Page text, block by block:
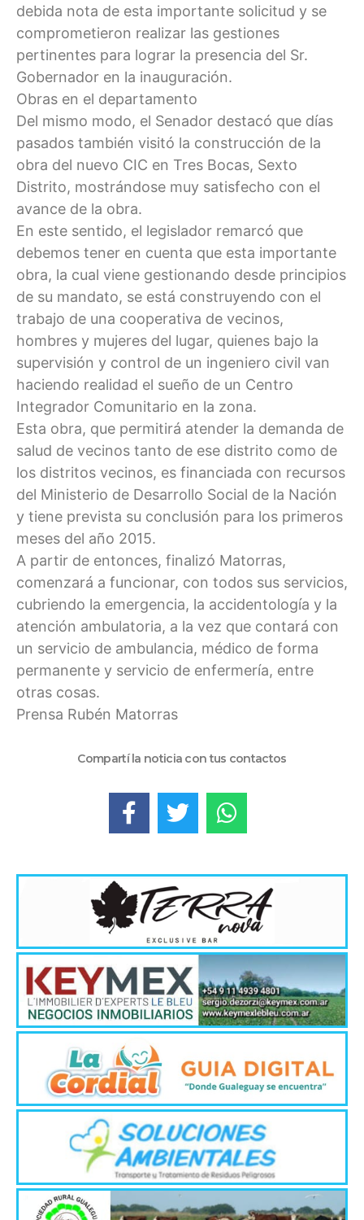
debida nota de esta importante solicitud y se
comprometieron realizar las gestiones
pertinentes para lograr la presencia del Sr.
Gobernador en la inauguración.
Obras en el departamento
Del mismo modo, el Senador destacó que días
pasados también visitó la construcción de la
obra del nuevo CIC en Tres Bocas, Sexto
Distrito, mostrándose muy satisfecho con el
avance de la obra.
En este sentido, el legislador remarcó que
debemos tener en cuenta que esta importante
obra, la cual viene gestionando desde principios
de su mandato, se está construyendo con el
trabajo de una cooperativa de vecinos,
hombres y mujeres del lugar, quienes bajo la
supervisión y control de un ingeniero civil van
haciendo realidad el sueño de un Centro
Integrador Comunitario en la zona.
Esta obra, que permitirá atender la demanda de
salud de vecinos tanto de ese distrito como de
los distritos vecinos, es financiada con recursos
del Ministerio de Desarrollo Social de la Nación
y tiene prevista su conclusión para los primeros
meses del año 2015.
A partir de entonces, finalizó Matorras,
comenzará a funcionar, con todos sus servicios,
cubriendo la emergencia, la accidentología y la
atención ambulatoria, a la vez que contará con
un servicio de ambulancia, médico de forma
permanente y servicio de enfermería, entre
otras cosas.
Prensa Rubén Matorras
Compartí la noticia con tus contactos